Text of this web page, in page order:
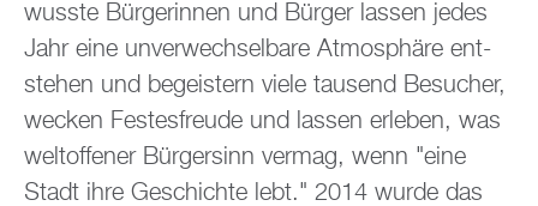
wuss­te Bür­ge­rin­nen und Bür­ger las­sen jedes
Jahr eine un­ver­wech­sel­ba­re At­mo­sphä­re ent­
ste­hen und be­geis­tern viele tau­send Be­su­cher,
we­cken Fes­tes­freu­de und las­sen er­le­ben, was
welt­of­fe­ner Bür­ger­sinn ver­mag, wenn "eine
Stadt ihre Ge­schich­te lebt." 2014 wurde das